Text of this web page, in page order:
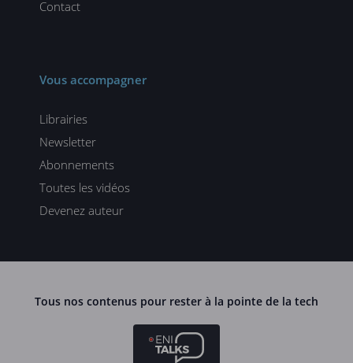
Contact
Vous accompagner
Librairies
Newsletter
Abonnements
Toutes les vidéos
Devenez auteur
Tous nos contenus pour rester à la pointe de la tech